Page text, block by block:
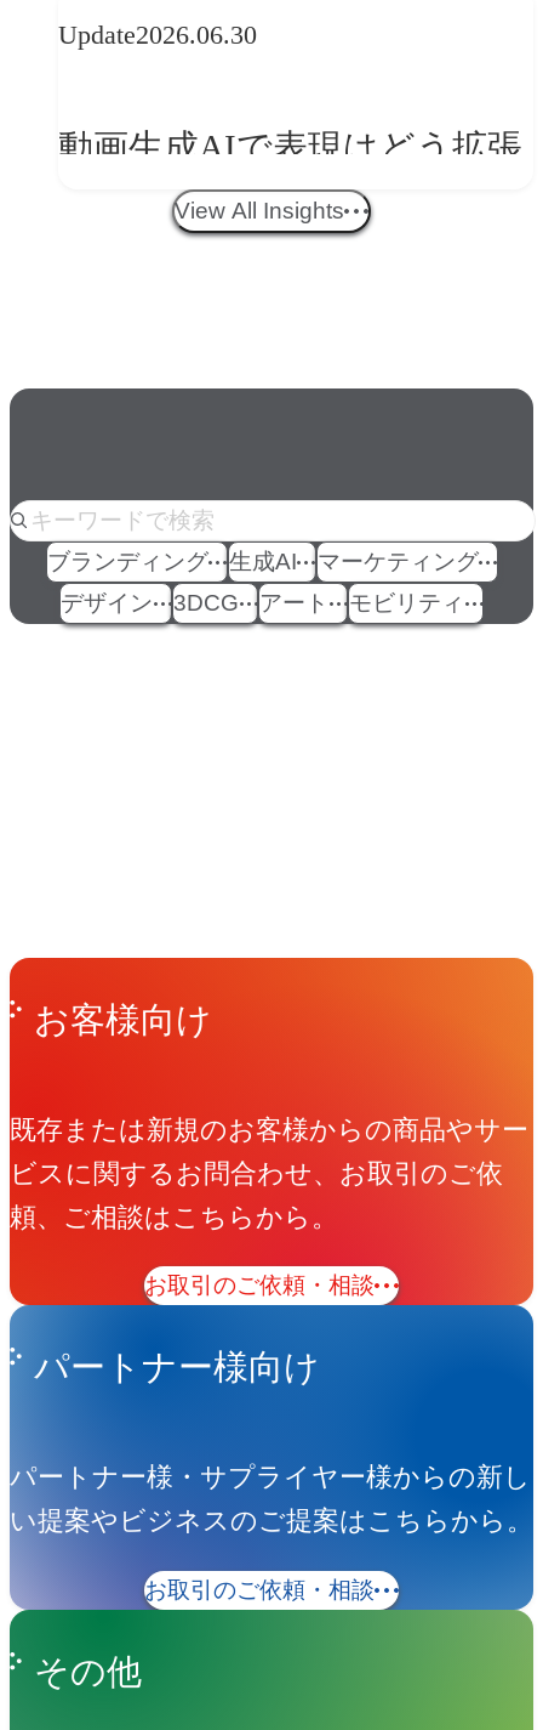
ークフロー設計と「ノイズと
Update2026.06.30
動画生成AIで表現はどう拡張
する？映像ディレクター橋本
View All Insights
人気のkeyword
ブランディング 生成AI
マーケティング
デザイン
3DCG アート モビリティ
Get in Touchお問い合わせ
お客様向け
既存または新規のお客様からの商品やサー
ビスに関するお問合わせ、お取引のご依
頼、ご相談はこちらから。
お取引のご依頼・相談
パートナー様向け
パートナー様・サプライヤー様からの新し
い提案やビジネスのご提案はこちらから。
お取引のご依頼・相談
その他